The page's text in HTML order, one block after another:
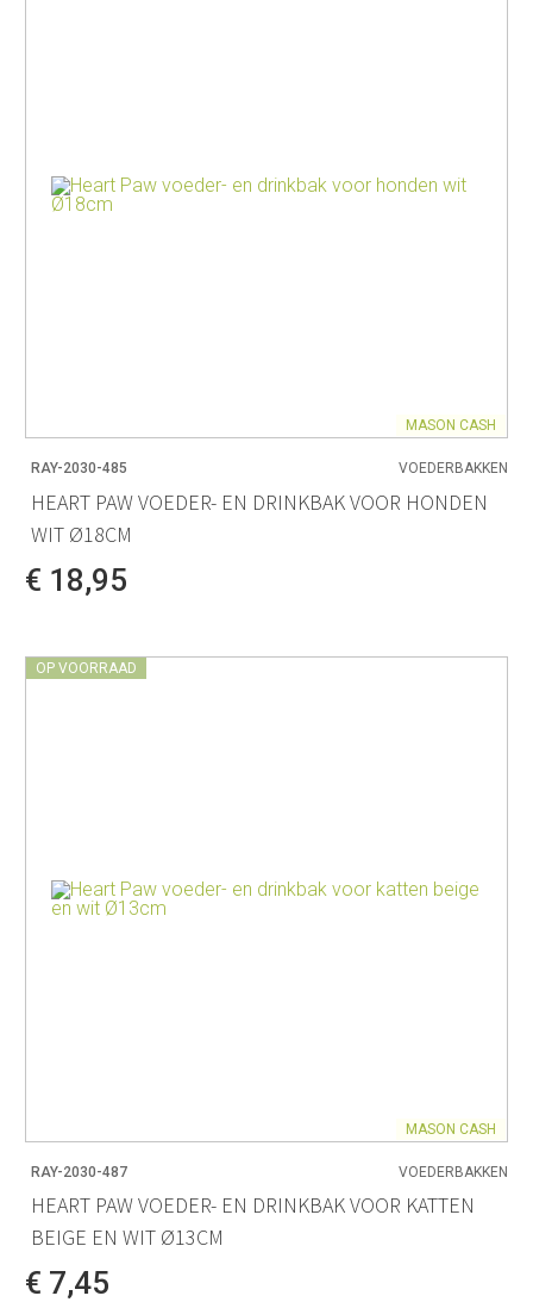
MASON CASH
RAY-2030-485 VOEDERBAKKEN
HEART PAW VOEDER- EN DRINKBAK VOOR HONDEN
WIT Ø18CM
€ 18,95
OP VOORRAAD
MASON CASH
RAY-2030-487 VOEDERBAKKEN
HEART PAW VOEDER- EN DRINKBAK VOOR KATTEN
BEIGE EN WIT Ø13CM
€ 7,45